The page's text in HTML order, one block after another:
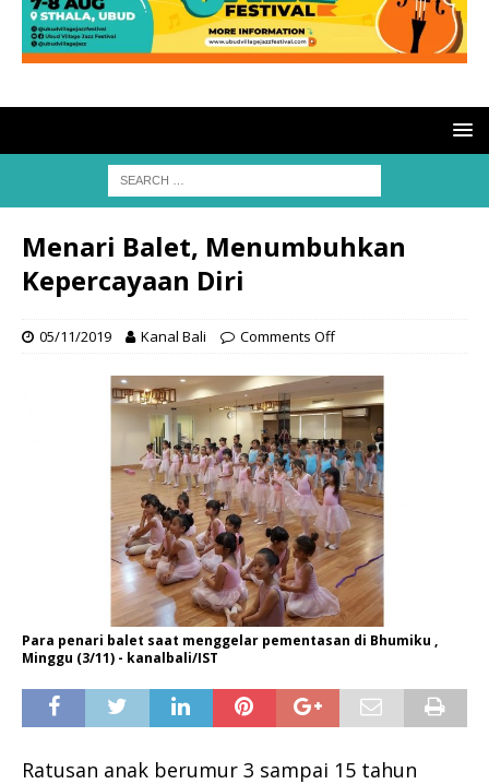
Menari Balet, Menumbuhkan
Kepercayaan Diri
05/11/2019 Kanal Bali Comments Off
Para penari balet saat menggelar pementasan di Bhumiku ,
Minggu (3/11) - kanalbali/IST
Ratusan anak berumur 3 sampai 15 tahun